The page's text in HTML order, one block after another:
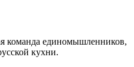
единомышленников,
кухни.